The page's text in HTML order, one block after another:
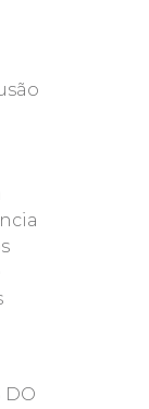
DO